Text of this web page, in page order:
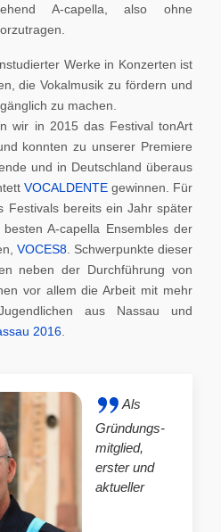
A-capella, also ohne
Werke in Konzerten ist
die Vokalmusik zu fördern und
zu machen.
wir in 2015 das Festival tonArt
konnten zu unserer Premiere
und in Deutschland überaus
VOCALDENTE gewinnen. Für
Festivals bereits ein Jahr später
A-capella Ensembles der
VOCES8. Schwerpunkte dieser
neben der Durchführung von
vor allem die Arbeit mit mehr
aus Nassau und
2016
Als
Gründungs-
mitglied,
erster und
aktueller